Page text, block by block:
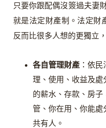
只要你跟配偶沒簽過夫妻
就是法定財產制。法定財
反而比很多人想的更獨立
各自管理財產：依民
理、使用、收益及處
的薪水、存款、房
管、你在用、你能處
共有人。